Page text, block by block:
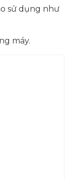
sử dụng như
máy.